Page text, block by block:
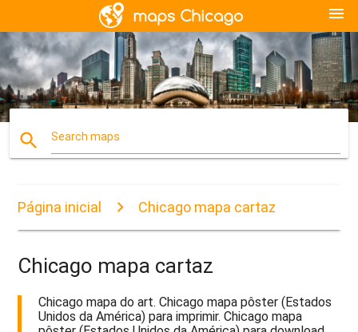
menu
search Search maps
Página inicial Chicago mapa cartaz
Chicago mapa cartaz
Chicago mapa do art. Chicago mapa pôster (Estados
Unidos da América) para imprimir. Chicago mapa